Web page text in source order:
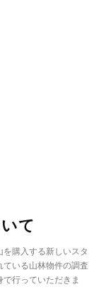
て
購入する新しいスタ
いる山林物件の調査
行っていただきま